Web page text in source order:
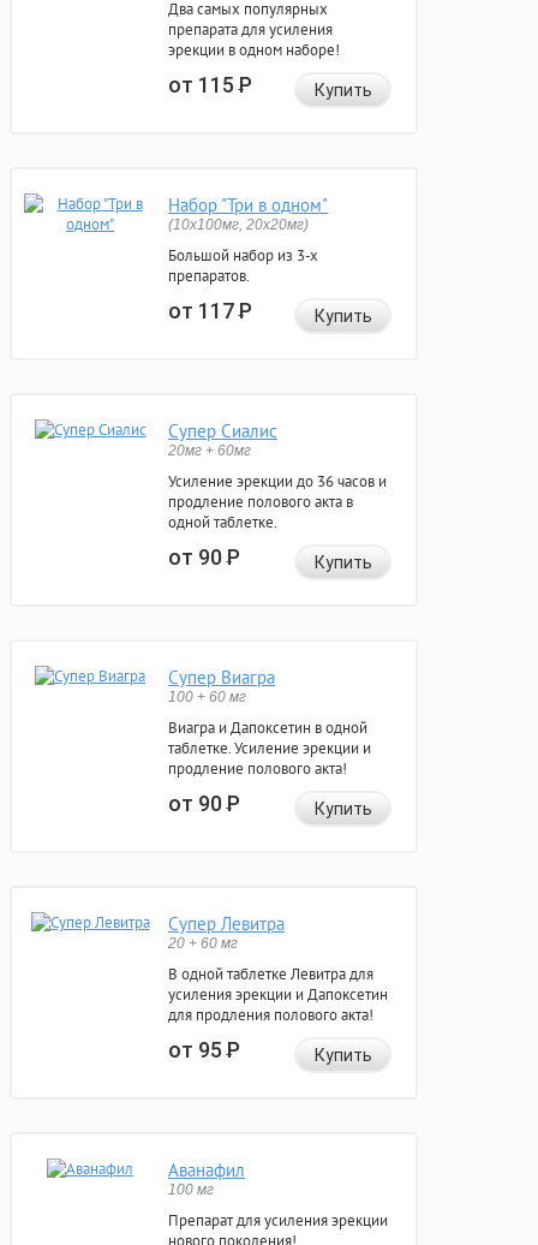
Два самых популярных
препарата для усиления
эрекции в одном наборе!
от 115Р Купить
Набор "Три в одном"
(10x100мг, 20x20мг)
Большой набор из 3-х
препаратов.
от 117Р Купить
Супер Сиалис
20мг + 60мг
Усиление эрекции до 36 часов и
продление полового акта в
одной таблетке.
от 90Р Купить
Супер Виагра
100 + 60 мг
Виагра и Дапоксетин в одной
таблетке. Усиление эрекции и
продление полового акта!
от 90Р Купить
Супер Левитра
20 + 60 мг
В одной таблетке Левитра для
усиления эрекции и Дапоксетин
для продления полового акта!
от 95Р Купить
Аванафил
100 мг
Препарат для усиления эрекции